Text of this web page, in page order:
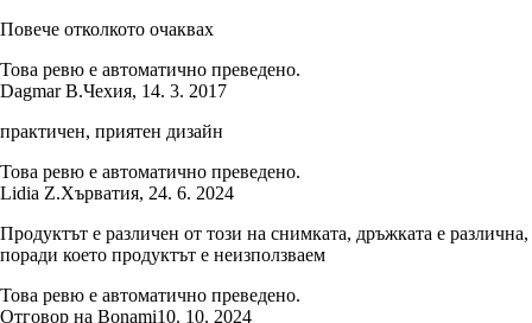
Повече отколкото очаквах
Това ревю е автоматично преведено.
Dagmar B.Чехия, 14. 3. 2017
практичен, приятен дизайн
Това ревю е автоматично преведено.
Lidia Z.Хърватия, 24. 6. 2024
Продуктът е различен от този на снимката, дръжката е различна,
поради което продуктът е неизползваем
Това ревю е автоматично преведено.
Отговор на Bonami10. 10. 2024